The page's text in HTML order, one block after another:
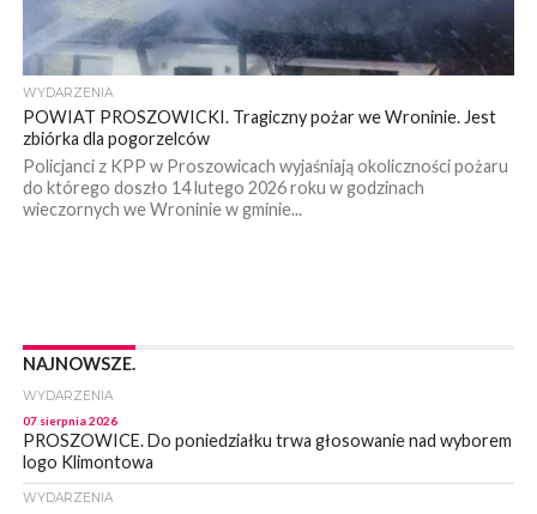
WYDARZENIA
POWIAT PROSZOWICKI. Tragiczny pożar we Wroninie. Jest
zbiórka dla pogorzelców
Policjanci z KPP w Proszowicach wyjaśniają okoliczności pożaru
do którego doszło 14 lutego 2026 roku w godzinach
wieczornych we Wroninie w gminie...
NAJNOWSZE.
WYDARZENIA
07 sierpnia 2026
PROSZOWICE. Do poniedziałku trwa głosowanie nad wyborem
logo Klimontowa
WYDARZENIA